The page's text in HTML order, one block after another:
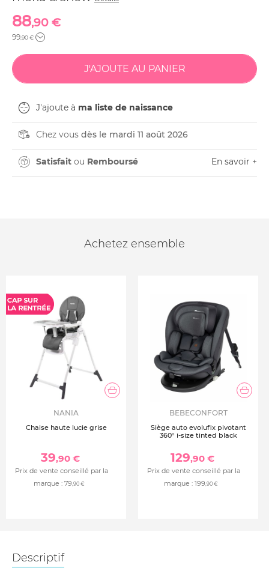
88,90 €
99,90 €
J'ajoute à ma liste de naissance
Chez vous dès le mardi 11 août 2026
Satisfait ou Remboursé En savoir +
Achetez ensemble
NANIA
Chaise haute lucie grise
39,90 €
Prix de vente conseillé par la
marque : 79,90 €
BEBECONFORT
Siège auto evolufix pivotant
360° i-size tinted black
129,90 €
Prix de vente conseillé par la
marque : 199,90 €
Descriptif